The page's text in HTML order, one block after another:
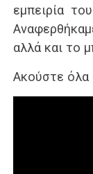
εμπειρία
αλλά και το
Ακούστε όλα